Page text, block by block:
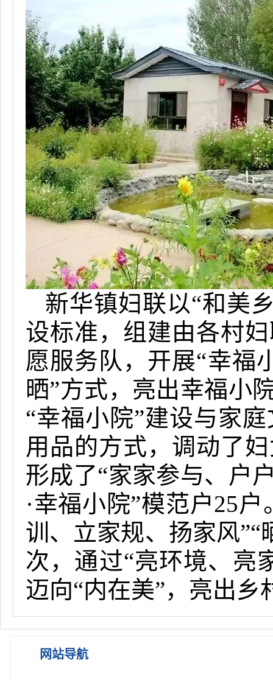
新华镇妇联以“和美
设标准， 组建由各村
愿服务队，开展“幸福
晒”方式，亮出幸福小
“幸福小院”建设与家
用品的方式，调动了
形成了“家家参与、户
·幸福小院”模范户25
训、立家规、扬家风”“
次，通过“亮环境、亮
迈向“内在美”，亮出
网站导航